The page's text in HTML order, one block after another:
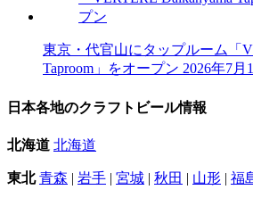
東京・代官山にタップルーム「
Taproom」をオープン 2026年7月
日本各地のクラフトビール情報
北海道 北海道
東北 青森 | 岩手 | 宮城 | 秋田 | 山形 | 福